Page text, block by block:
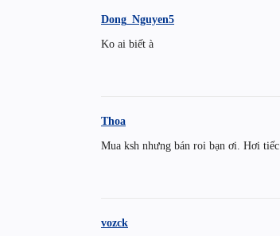
Dong_Nguyen5
Ko ai biết à
Thoa
Mua ksh nhưng bán roi bạn ơi. Hơi tiếc
vozck